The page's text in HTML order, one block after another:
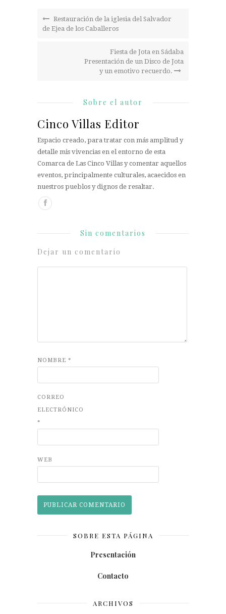
Restauración de la iglesia del Salvador
de Ejea de los Caballeros
Fiesta de Jota en Sádaba
Presentación de un Disco de Jota
y un emotivo recuerdo.
Sobre el autor
Cinco Villas Editor
Espacio creado, para tratar con más amplitud y
detalle mis vivencias en el entorno de esta
Comarca de Las Cinco Villas y comentar aquellos
eventos, principalmente culturales, acaecidos en
nuestros pueblos y dignos de resaltar.
Sin comentarios
Dejar un comentario
NOMBRE *
CORREO
ELECTRÓNICO
*
WEB
SOBRE ESTA PÁGINA
Presentación
Contacto
ARCHIVOS